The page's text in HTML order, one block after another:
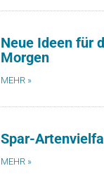
Neue Ideen für
Morgen
MEHR »
Spar-
MEHR »